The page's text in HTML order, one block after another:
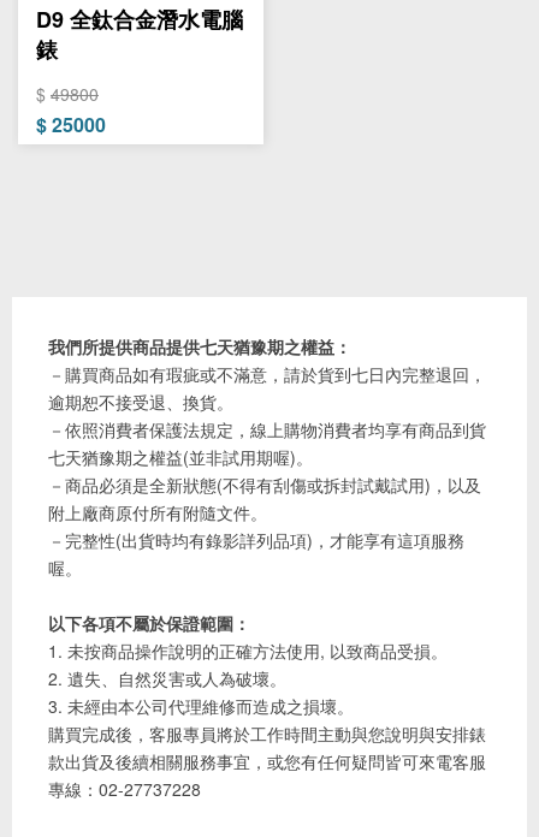
D9 全鈦合金潛水電腦
錶
$ 49800
$25000
我們所提供商品提供七天猶豫期之權益：
－購買商品如有瑕疵或不滿意，請於貨到七日內完整退回，
逾期恕不接受退、換貨。
－依照消費者保護法規定，線上購物消費者均享有商品到貨
七天猶豫期之權益(並非試用期喔)。
－商品必須是全新狀態(不得有刮傷或拆封試戴試用)，以及
附上廠商原付所有附隨文件。
－完整性(出貨時均有錄影詳列品項)，才能享有這項服務
喔。
以下各項不屬於保證範圍：
1. 未按商品操作說明的正確方法使用, 以致商品受損。
2. 遺失、自然災害或人為破壞。
3. 未經由本公司代理維修而造成之損壞。
購買完成後，客服專員將於工作時間主動與您說明與安排錶
款出貨及後續相關服務事宜，或您有任何疑問皆可來電客服
專線：02-27737228